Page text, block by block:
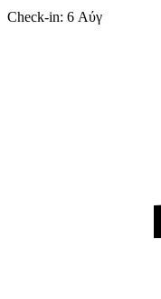
Check-in: 6 Αύγ